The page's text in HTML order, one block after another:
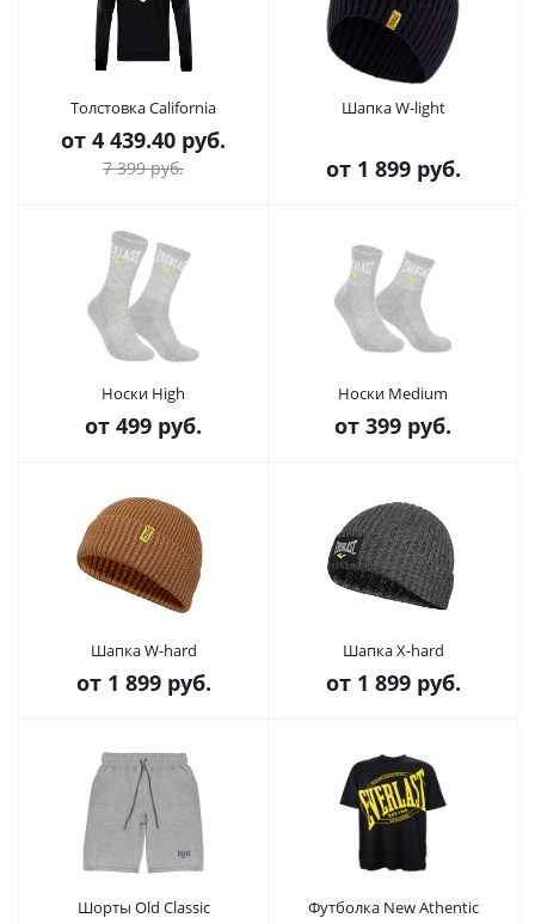
Толстовка California
от 4 439.40 руб.
7 399 руб.
Шапка W-light
от 1 899 руб.
Носки High
от 499 руб.
Носки Medium
от 399 руб.
Шапка W-hard
от 1 899 руб.
Шапка X-hard
от 1 899 руб.
Шорты Old Classic Футболка New Athentic